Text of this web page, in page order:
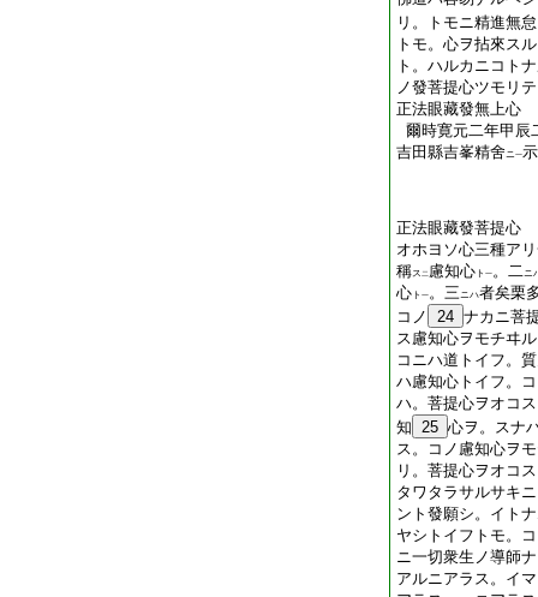
リ。トモニ精進無
トモ。心ヲ拈來ス
ト。ハルカニコト
ノ發菩提心ツモリ
正法眼藏發無上心
爾時寛元二年甲辰
吉田縣吉峯精舍ニ一示
正法眼藏發菩提心
オホヨソ心三種ア
稱ス 二 慮知心 ト 一。二ニ
心 ト 一。三ニハ者矣栗
コノ
24 ナカニ菩
ス慮知心ヲモチヰ
コニハ道トイフ。
ハ慮知心トイフ。
ハ。菩提心ヲオコ
知 25 心ヲ。スナ
ス。コノ慮知心ヲ
リ。菩提心ヲオコ
タワタラサルサキ
ント發願シ。イト
ヤシトイフトモ。
ニ一切衆生ノ導師
アルニアラス。イ